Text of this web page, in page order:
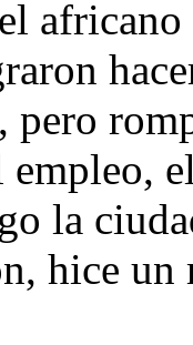
pero
empleo,
la
hice un